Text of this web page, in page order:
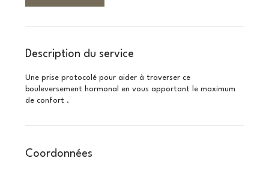
Description du service
Une prise protocolé pour aider à traverser ce
bouleversement hormonal en vous apportant le maximum
de confort .
Coordonnées